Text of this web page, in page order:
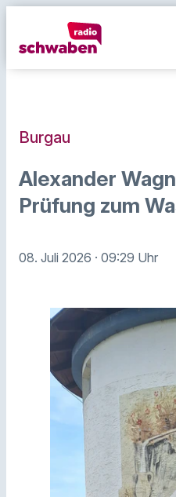
Burgau
Alexander
Prüfung zum
08. Juli 2026 · 09:29 Uhr